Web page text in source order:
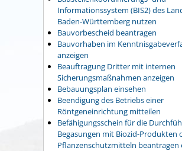
Informationssystem (BIS2) des
Baden-Württemberg nutzen
Bauvorbescheid beantragen
Bauvorhaben im
anzeigen
Beauftragung Dritter mit internen
Sicherungsmaßnahmen anzeigen
Bebauungsplan einsehen
Beendigung des Betriebs einer
Röntgeneinrichtung mitteilen
Befähigungsschein für die
Begasungen mit Biozid-Produkten
Pflanzenschutzmitteln beantragen